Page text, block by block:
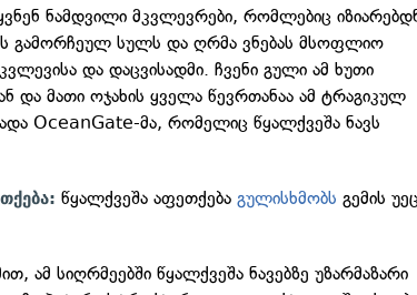
ნამდვილი მკვლევრები, რომლებიც
გამორჩეულ სულს და ღრმა ვნებას მსოფლიო
და დაცვისადმი. ჩვენი გული ამ ხუთი
და მათი ოჯახის ყველა წევრთანაა ამ ტრაგიკულ
OceanGate-მა, რომელიც წყალქვეშა ნავს
წყალქვეშა აფეთქებაგულისხმობსგემის
ამ სიღრმეებში წყალქვეშა ნავებზე უზარმაზარი